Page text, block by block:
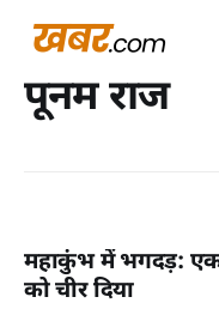
पूनम राज
महाकुंभ में भगदड़: एक
को चीर दिया